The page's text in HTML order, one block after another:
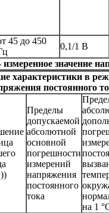
45 до 450
0,1/1 В
значение
характеристики в
постоянного
Пределы
допускаемой
абсолютной
основной
погрешности
измерений
напряжения
постоянного
тока
на 1